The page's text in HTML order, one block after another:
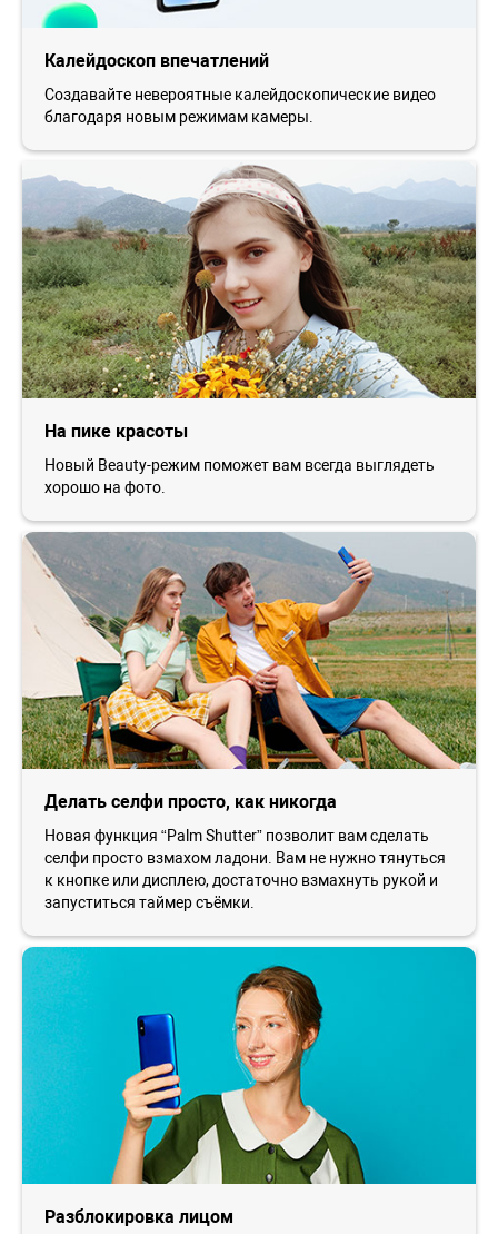
Калейдоскоп впечатлений
Создавайте невероятные калейдоскопические видео
благодаря новым режимам камеры.
На пике красоты
Новый Beauty-режим поможет вам всегда выглядеть
хорошо на фото.
Делать селфи просто, как никогда
Новая функция “Palm Shutter” позволит вам сделать
селфи просто взмахом ладони. Вам не нужно тянуться
к кнопке или дисплею, достаточно взмахнуть рукой и
запуститься таймер съёмки.
Разблокировка лицом